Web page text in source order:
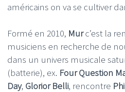
américains on va se cultiver
Formé en 2010, Murc’est la
musiciens en recherche de
dans un univers musicale
(batterie), ex. Four Question
Day, Glorior Belli, rencontre